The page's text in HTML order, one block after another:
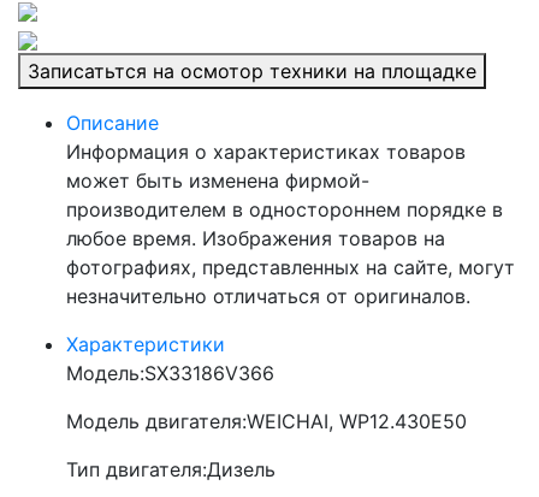
Записатьтся на осмотор техники на площадке
Описание
Информация о характеристиках товаров
может быть изменена фирмой-
производителем в одностороннем порядке в
любое время. Изображения товаров на
фотографиях, представленных на сайте, могут
незначительно отличаться от оригиналов.
Характеристики
Модель:SX33186V366
Модель двигателя:WEICHAI, WP12.430E50
Тип двигателя:Дизель